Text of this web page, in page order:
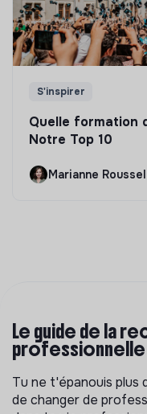
S'inspirer
Quelle formation
Notre Top 10
Marianne Roussel
Le guide de la
professionnelle
Tu ne t'épanouis plus
de changer de